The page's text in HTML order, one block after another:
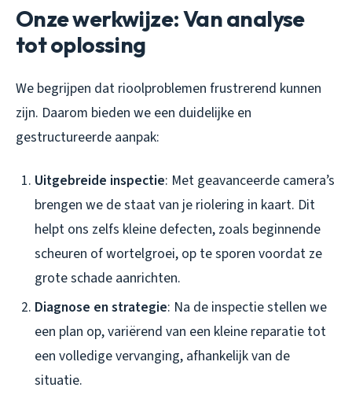
Onze werkwijze: Van analyse
tot oplossing
We begrijpen dat rioolproblemen frustrerend kunnen
zijn. Daarom bieden we een duidelijke en
gestructureerde aanpak:
Uitgebreide inspectie: Met geavanceerde camera’s
brengen we de staat van je riolering in kaart. Dit
helpt ons zelfs kleine defecten, zoals beginnende
scheuren of wortelgroei, op te sporen voordat ze
grote schade aanrichten.
Diagnose en strategie: Na de inspectie stellen we
een plan op, variërend van een kleine reparatie tot
een volledige vervanging, afhankelijk van de
situatie.